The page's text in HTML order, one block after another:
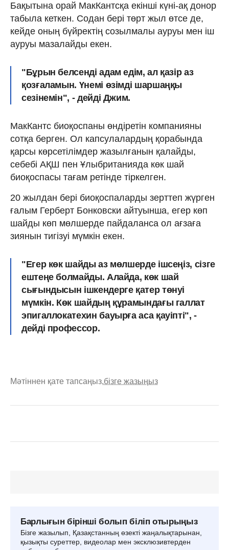
Бақытына орай МакКантсқа екінші күні-ақ донор
табыла кеткен. Содан бері төрт жыл өтсе де,
кейде оның бүйректің созылмалы ауруы мен іш
ауруы мазалайды екен.
"Бұрын белсенді адам едім, ал қазір аз
қозғаламын. Үнемі өзімді шаршаңқы
сезінемін", - дейді Джим.
МакКантс биоқоспаны өндіретін компанияны
сотқа берген. Ол капсулалардың қорабында
қарсы көрсетілімдер жазылғанын қалайды,
себебі АҚШ пен Ұлыбританияда көк шай
биоқоспасы тағам ретінде тіркелген.
20 жылдан бері биоқоспаларды зерттеп жүрген
ғалым Герберт Бонковски айтуынша, егер көп
шайды көп мөлшерде пайдаланса ол ағзаға
зиянын тигізуі мүмкін екен.
"Егер көк шайды аз мөлшерде ішсеңіз, сізге
ештеңе болмайды. Алайда, көк шай
сығындысын ішкендерге қатер төнуі
мүмкін. Көк шайдың құрамындағы галлат
эпигаллокатехин бауырға аса қауіпті", -
дейді профессор.
Мәтіннен қате тапсаңыз,бізге жазыңыз
Барлығын бірінші болып біліп отырыңыз
Бізге жазылып, Қазақстанның өзекті жаңалықтарынан,
қызықты суреттер, видеолар мен эксклюзивтерден